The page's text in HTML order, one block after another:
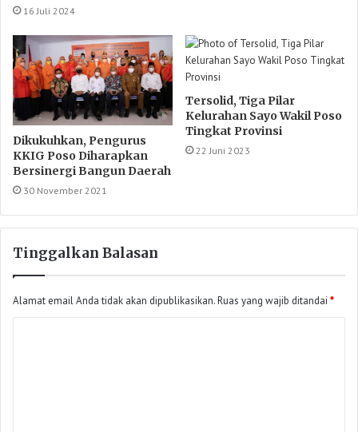
16 Juli 2024
Dikukuhkan, Pengurus
KKIG Poso Diharapkan
Bersinergi Bangun Daerah
30 November 2021
Tersolid, Tiga Pilar
Kelurahan Sayo Wakil Poso
Tingkat Provinsi
22 Juni 2023
Tinggalkan Balasan
Alamat email Anda tidak akan dipublikasikan.Ruas yang wajib ditandai *